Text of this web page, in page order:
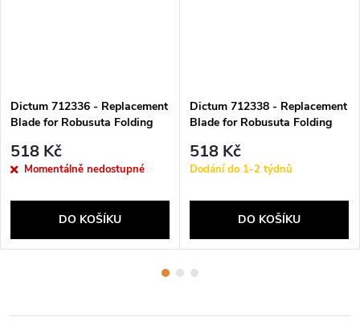
Dictum 712336 - Replacement
Blade for Robusuta Folding
518 Kč
Momentálně nedostupné
DO KOŠÍKU
Dictum 712338 - Replacement
Blade for Robusuta Folding
518 Kč
Dodání do 1-2 týdnů
DO KOŠÍKU